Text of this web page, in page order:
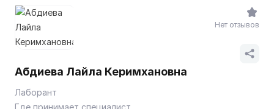
Абдиева Лайла Керимхановна
Лаборант
Где принимает специалист
Нет отзывов